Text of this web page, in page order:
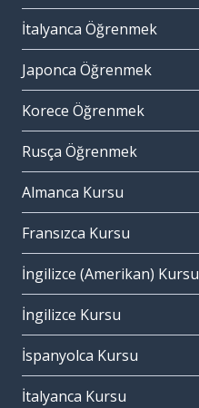
İtalyanca Öğrenmek
Japonca Öğrenmek
Korece Öğrenmek
Rusça Öğrenmek
Almanca Kursu
Fransızca Kursu
İngilizce (Amerikan) Kursu
İngilizce Kursu
İspanyolca Kursu
İtalyanca Kursu